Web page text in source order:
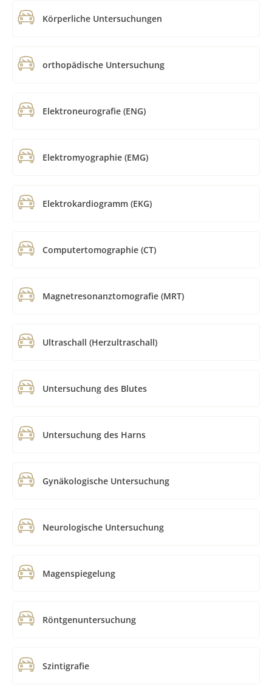
Körperliche Untersuchungen
orthopädische Untersuchung
Elektroneurografie (ENG)
Elektromyographie (EMG)
Elektrokardiogramm (EKG)
Computertomographie (CT)
Magnetresonanztomografie (MRT)
Ultraschall (Herzultraschall)
Untersuchung des Blutes
Untersuchung des Harns
Gynäkologische Untersuchung
Neurologische Untersuchung
Magenspiegelung
Röntgenuntersuchung
Szintigrafie